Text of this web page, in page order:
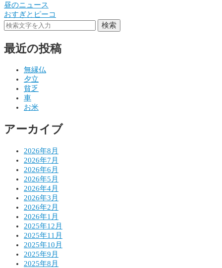
投
稿
ビ
ン
昼のニュース
おすぎとピーコ
検索
最近の投稿
無縁仏
夕立
貧乏
車
お米
アーカイブ
2026年8月
2026年7月
2026年6月
2026年5月
2026年4月
2026年3月
2026年2月
2026年1月
2025年12月
2025年11月
2025年10月
2025年9月
2025年8月